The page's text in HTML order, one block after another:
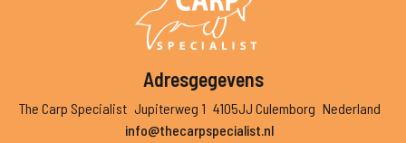
Adresgegevens
The Carp Specialist Jupiterweg 1 4105JJ Culemborg Nederland
info@thecarpspecialist.nl